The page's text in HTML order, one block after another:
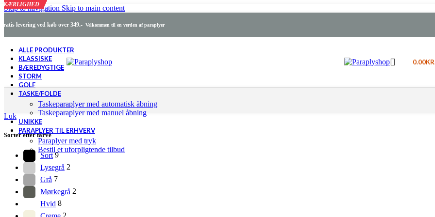
Skip to navigation Skip to main content
levering ved køb over 349.- Velkommen til en verden af paraplyer
0.00
ALLE PRODUKTER
KLASSISKE
BÆREDYGTIGE
STORM
GOLF
TASKE/FOLDE
Taskeparaplyer med automatisk åbning
Taskeparaplyer med manuel åbning
UNIKKE
PARAPLYER TIL ERHVERV
Paraplyer med tryk
Bestil et uforpligtende tilbud
Luk
Sorter efter farve
Sort 9
Lysegrå 2
Grå 7
Mørkegrå 2
Hvid 8
KÆRLIGHED
KÆRLIGHED
KÆRLIGHED
KÆRLIGHED
KÆRLIGHED
KÆRLIGHED
KÆRLIGHED
KÆRLIGHED
KÆRLIGHED
KÆRLIGHED
KÆRLIGHED
KÆRLIGHED